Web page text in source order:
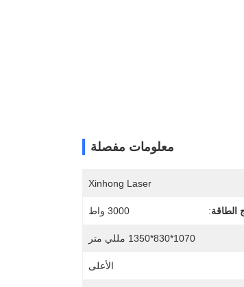
معلومات مفصلة
Xinhong Laser
الطاقة: 3000 واط
1070*830*1350 مللي متر
الأعلى